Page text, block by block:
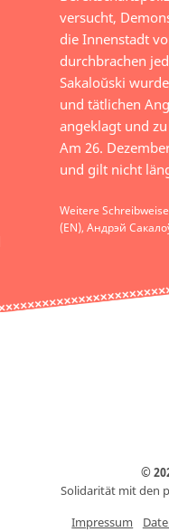
versucht,
die Innenstadt
durchbrachen
Sakaloŭski
und tätlichen
angeklagt und
Am 26.
und gilt nicht
Weitere
(EN), Андрэй
©
Solidarität mit den
Impressum